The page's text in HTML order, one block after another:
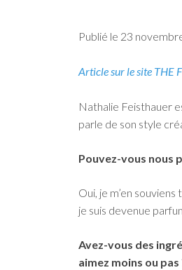
Publié le 23
Article sur le site THE
Nathalie Feisthauer
parle de son style
Pouvez-vous nous
Oui, je m’en
je suis devenue
Avez-vous des
aimez moins ou pas